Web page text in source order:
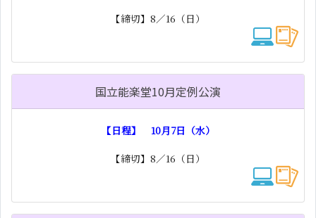
【締切】8／16（日）
国立能楽堂10月定例公演
【日程】 10月7日（水）
【締切】8／16（日）